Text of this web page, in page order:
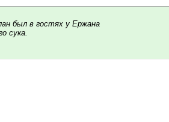
был в гостях у Ержана
сука.